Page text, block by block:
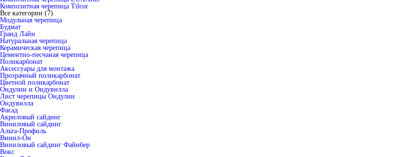
Композитная черепица Tilcor
Все категории (7)
Модульная черепица
Будмат
Гранд Лайн
Натуральная черепица
Керамическая черепица
Цементно-песчаная черепица
Поликарбонат
Аксессуары для монтажа
Прозрачный поликарбонат
Цветной поликарбонат
Ондулин и Ондувилла
Лист черепицы Ондулин
Ондувилла
Фасад
Акриловый сайдинг
Виниловый сайдинг
Альта-Профиль
Винил-Он
Виниловый сайдинг Файнбер
Вокс